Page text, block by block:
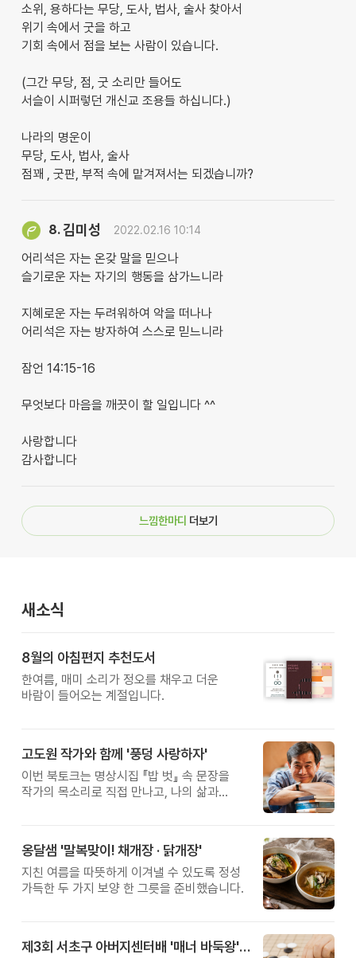
소위, 용하다는 무당, 도사, 법사, 술사 찾아서
위기 속에서 굿을 하고
기회 속에서 점을 보는 사람이 있습니다.
(그간 무당, 점, 굿 소리만 들어도
서슬이 시퍼렇던 개신교 조용들 하십니다.)
나라의 명운이
무당, 도사, 법사, 술사
점꽤 , 굿판, 부적 속에 맡겨져서는 되겠습니까?
8.김미성 2022.02.16 10:14
어리석은 자는 온갖 말을 믿으나
슬기로운 자는 자기의 행동을 삼가느니라
지혜로운 자는 두려워하여 악을 떠나나
어리석은 자는 방자하여 스스로 믿느니라
잠언 14:15-16
무엇보다 마음을 깨끗이 할 일입니다 ^^
사랑합니다
감사합니다
느낌한마디 더보기
새소식
8월의 아침편지 추천도서
한여름, 매미 소리가 정오를 채우고 더운
바람이 들어오는 계절입니다.
고도원 작가와 함께 '풍덩 사랑하자'
이번 북토크는 명상시집 『밥 벗』 속 문장을
작가의 목소리로 직접 만나고, 나의 삶과
옹달샘 '말복맞이! 채개장 · 닭개장'
지친 여름을 따뜻하게 이겨낼 수 있도록 정성
가득한 두 가지 보양 한 그릇을 준비했습니다.
제3회 서초구 아버지센터배 '매너 바둑왕' 대회